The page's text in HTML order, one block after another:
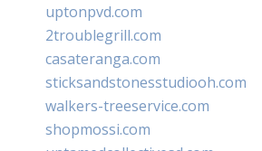
uptonpvd.com
2troublegrill.com
casateranga.com
sticksandstonesstudiooh.com
walkers-treeservice.com
shopmossi.com